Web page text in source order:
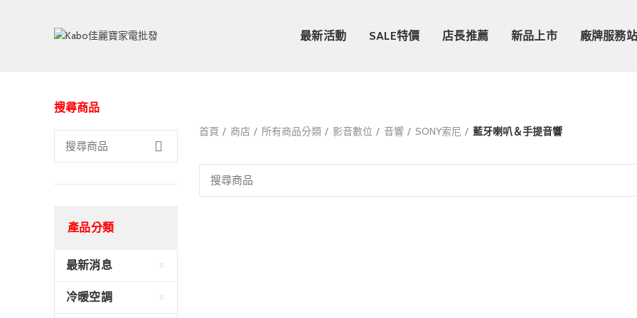
最新活動 SALE特價 店長推薦 新品上市 廠牌服務站
搜尋商品
產品分類
最新消息
冷暖空調
首頁 商店 所有商品分類 影音數位 音響 SONY索尼 藍牙喇叭＆手提音響